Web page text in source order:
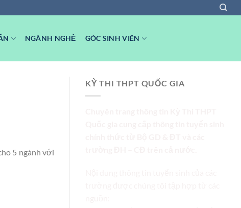
NGÀNH NGHỀ GÓC SINH VIÊN
5 ngành với
KỲ THI THPT QUỐC GIA